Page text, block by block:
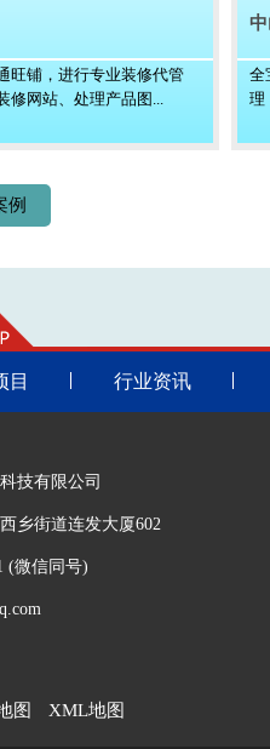
旺铺，进行专业装修代管
修网站、处理产品图...
全
理
例
目 行业资讯
技有限公司
乡街道连发大厦602
(微信同号)
图 XML地图